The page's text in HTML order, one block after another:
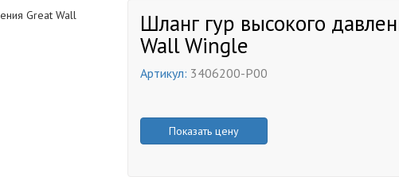
Шланг гур высокого
Wall Wingle
Артикул: 3406200-P00
Показать цену